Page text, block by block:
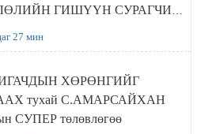
ГИШҮҮН СУРАГЧИД
27 мин
ХӨРӨНГИЙГ
тухай С.АМАРСАЙХАН
СУПЕР төлөвлөгөө